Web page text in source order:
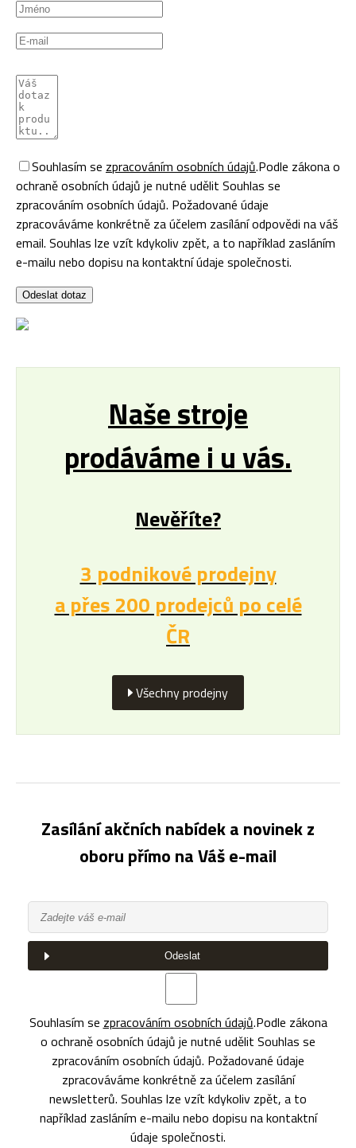
Souhlasím se zpracováním osobních údajů.Podle zákona o
ochraně osobních údajů je nutné udělit Souhlas se
zpracováním osobních údajů. Požadované údaje
zpracováváme konkrétně za účelem zasílání odpovědi na váš
email. Souhlas lze vzít kdykoliv zpět, a to například zasláním
e-mailu nebo dopisu na kontaktní údaje společnosti.
Odeslat dotaz
Naše stroje
prodáváme i u vás.
Nevěříte?
3 podnikové prodejny
a přes 200 prodejců po celé
ČR
Všechny prodejny
Zasílání akčních nabídek a novinek z
oboru přímo na Váš e-mail
Odeslat
Souhlasím se zpracováním osobních údajů.Podle zákona
o ochraně osobních údajů je nutné udělit Souhlas se
zpracováním osobních údajů. Požadované údaje
zpracováváme konkrétně za účelem zasílání
newsletterů. Souhlas lze vzít kdykoliv zpět, a to
například zasláním e-mailu nebo dopisu na kontaktní
údaje společnosti.